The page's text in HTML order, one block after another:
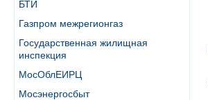
БТИ
Газпром межрегионгаз
Государственная жилищная
инспекция
МосОблЕИРЦ
Мосэнергосбыт